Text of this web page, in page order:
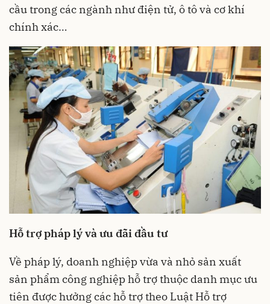
cầu trong các ngành như điện tử, ô tô và cơ khí
chính xác…
Hỗ trợ pháp lý và ưu đãi đầu tư
Về pháp lý, doanh nghiệp vừa và nhỏ sản xuất
sản phẩm công nghiệp hỗ trợ thuộc danh mục ưu
tiên được hưởng các hỗ trợ theo Luật Hỗ trợ